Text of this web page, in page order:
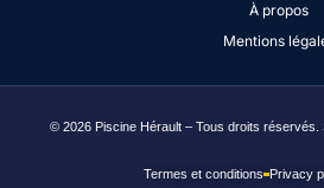
À propos
Mentions
© 2026 Piscine Hérault – Tous droits réservés.
Termes et conditions Privacy